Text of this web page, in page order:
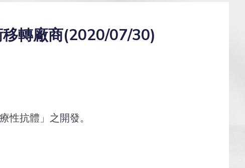
移轉廠商(2020/07/30)
性抗體」之開發。